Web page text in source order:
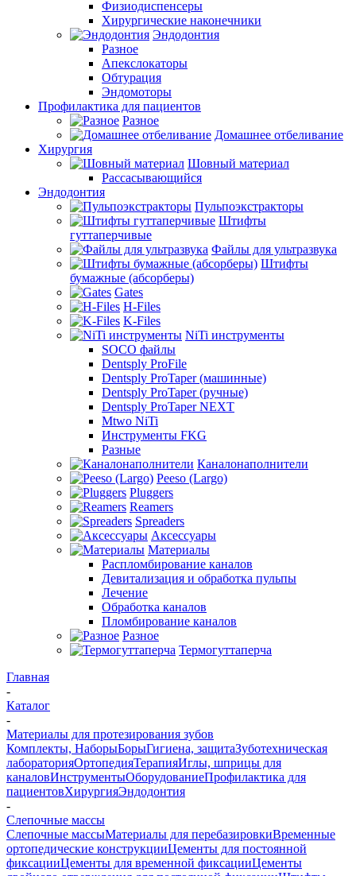
Физиодиспенсеры
Хирургические наконечники
Эндодонтия
Разное
Апекслокаторы
Обтурация
Эндомоторы
Профилактика для пациентов
Разное
Домашнее отбеливание
Хирургия
Шовный материал
Рассасывающийся
Эндодонтия
Пульпоэкстракторы
Штифты
гуттаперчивые
Файлы для ультразвука
Штифты
бумажные (абсорберы)
Gates
H-Files
K-Files
NiTi инструменты
SOCO файлы
Dentsply ProFile
Dentsply ProTaper (машинные)
Dentsply ProTaper (ручные)
Dentsply ProTaper NEXT
Mtwo NiTi
Инструменты FKG
Разные
Каналонаполнители
Peeso (Largo)
Pluggers
Reamers
Spreaders
Аксессуары
Материалы
Распломбирование каналов
Девитализация и обработка пульпы
Лечение
Обработка каналов
Пломбирование каналов
Разное
Термогуттаперча
Главная
-
Каталог
-
Материалы для протезирования зубов
Комплекты, НаборыБорыГигиена, защитаЗуботехническая
лабораторияОртопедияТерапияИглы, шприцы для
каналовИнструментыОборудованиеПрофилактика для
пациентовХирургияЭндодонтия
-
Слепочные массы
Слепочные массыМатериалы для перебазировкиВременные
ортопедические конструкцииЦементы для постоянной
фиксацииЦементы для временной фиксацииЦементы